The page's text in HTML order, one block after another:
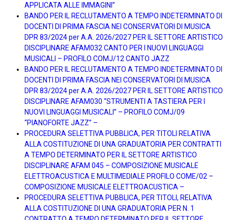
APPLICATA ALLE IMMAGINI”
BANDO PER IL RECLUTAMENTO A TEMPO INDETERMINATO DI
DOCENTI DI PRIMA FASCIA NEI CONSERVATORI DI MUSICA
DPR 83/2024 per A.A. 2026/2027 PER IL SETTORE ARTISTICO
DISCIPLINARE AFAM032 CANTO PER I NUOVI LINGUAGGI
MUSICALI – PROFILO COMJ/12 CANTO JAZZ
BANDO PER IL RECLUTAMENTO A TEMPO INDETERMINATO DI
DOCENTI DI PRIMA FASCIA NEI CONSERVATORI DI MUSICA
DPR 83/2024 per A.A. 2026/2027 PER IL SETTORE ARTISTICO
DISCIPLINARE AFAM030 “STRUMENTI A TASTIERA PER I
NUOVI LINGUAGGI MUSICALI” – PROFILO COMJ/09
“PIANOFORTE JAZZ” –
PROCEDURA SELETTIVA PUBBLICA, PER TITOLI RELATIVA
ALLA COSTITUZIONE DI UNA GRADUATORIA PER CONTRATTI
A TEMPO DETERMINATO PER IL SETTORE ARTISTICO
DISCIPLINARE AFAM 045 – COMPOSIZIONE MUSICALE
ELETTROACUSTICA E MULTIMEDIALE PROFILO COME/02 –
COMPOSIZIONE MUSICALE ELETTROACUSTICA –
PROCEDURA SELETTIVA PUBBLICA, PER TITOLI, RELATIVA
ALLA COSTITUZIONE DI UNA GRADUATORIA PER N. 1